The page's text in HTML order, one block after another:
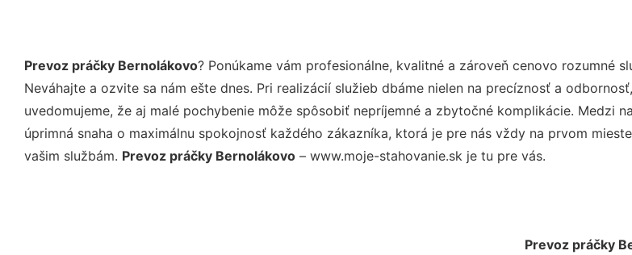
Prevoz práčky Bernolákovo? Ponúkame vám profesionálne, kvalitné a zároveň cenovo rozumné
Neváhajte a ozvite sa nám ešte dnes. Pri realizácií služieb dbáme nielen na precíznosť a
uvedomujeme, že aj malé pochybenie môže spôsobiť nepríjemné a zbytočné komplikácie. Medzi
úprimná snaha o maximálnu spokojnosť každého zákazníka, ktorá je pre nás vždy na prvom
vašim službám. Prevoz práčky Bernolákovo – www.moje-stahovanie.sk je tu pre vás.
Prevoz práčky